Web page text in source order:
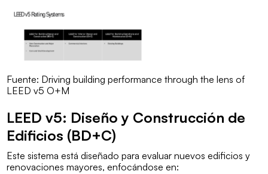
Fuente: Driving building performance through the lens of
LEED v5 O+M
LEED v5: Diseño y Construcción de
Edificios (BD+C)
Este sistema está diseñado para evaluar nuevos edificios y
renovaciones mayores, enfocándose en: